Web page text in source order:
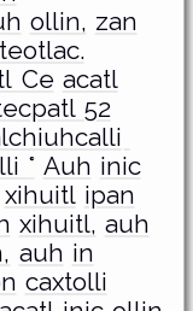
ollin, zan
teotlac.
Ce acatl
52
° Auh inic
xihuitl ipan
xihuitl, auh
auh in
caxtolli